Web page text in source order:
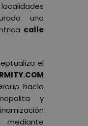
una
calle
el
hacía
y